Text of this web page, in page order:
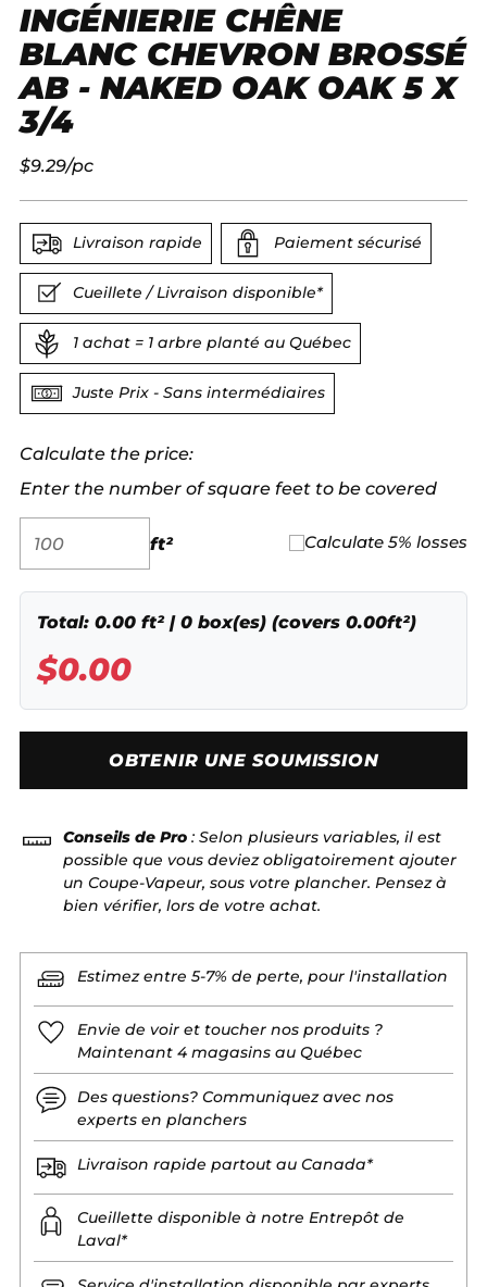
INGÉNIERIE CHÊNE
BLANC CHEVRON BROSSÉ
AB - NAKED OAK OAK 5 X
3/4
Prix
$9.29/pc
Livraison rapide Paiement sécurisé
Cueillete / Livraison disponible*
1 achat = 1 arbre planté au Québec
Juste Prix - Sans intermédiaires
Calculate the price:
Enter the number of square feet to be covered
ft² Calculate 5% losses
Total: 0.00 ft² | 0 box(es) (covers 0.00ft²)
$0.00
OBTENIR UNE SOUMISSION
Conseils de Pro : Selon plusieurs variables, il est
possible que vous deviez obligatoirement ajouter
un Coupe-Vapeur, sous votre plancher. Pensez à
bien vérifier, lors de votre achat.
Estimez entre 5-7% de perte, pour l'installation
Envie de voir et toucher nos produits ?
Maintenant 4 magasins au Québec
Des questions? Communiquez avec nos
experts en planchers
Livraison rapide partout au Canada*
Cueillette disponible à notre Entrepôt de
Laval*